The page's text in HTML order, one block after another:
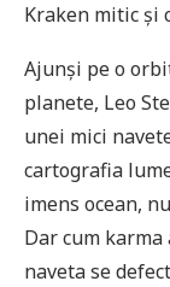
Kraken mitic și
Ajunși pe o
planete, Leo
unei mici
cartografia
imens ocean,
Dar cum karma
naveta se